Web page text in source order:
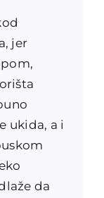
jer
ukida, a i
da